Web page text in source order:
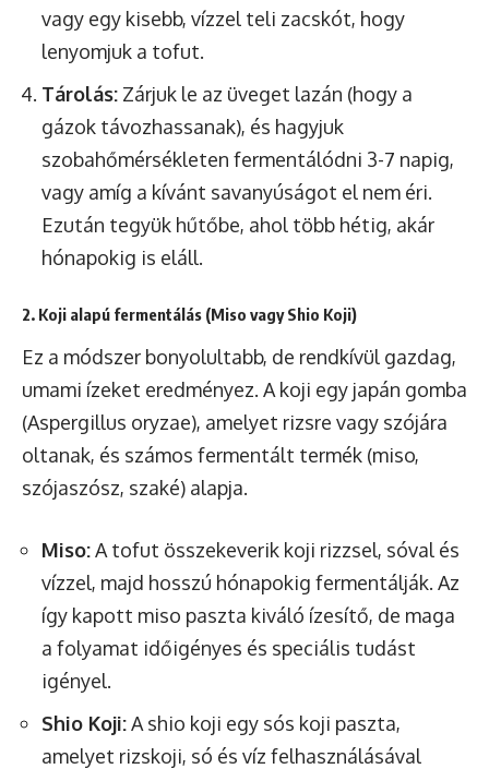
vagy egy kisebb, vízzel teli zacskót, hogy
lenyomjuk a tofut.
Tárolás: Zárjuk le az üveget lazán (hogy a
gázok távozhassanak), és hagyjuk
szobahőmérsékleten fermentálódni 3-7 napig,
vagy amíg a kívánt savanyúságot el nem éri.
Ezután tegyük hűtőbe, ahol több hétig, akár
hónapokig is eláll.
2. Koji alapú fermentálás (Miso vagy Shio Koji)
Ez a módszer bonyolultabb, de rendkívül gazdag,
umami ízeket eredményez. A koji egy japán gomba
(Aspergillus oryzae), amelyet rizsre vagy szójára
oltanak, és számos fermentált termék (miso,
szójaszósz, szaké) alapja.
Miso:A tofut összekeverik koji rizzsel, sóval és
vízzel, majd hosszú hónapokig fermentálják. Az
így kapott miso paszta kiváló ízesítő, de maga
a folyamat időigényes és speciális tudást
igényel.
Shio Koji:A shio koji egy sós koji paszta,
amelyet rizskoji, só és víz felhasználásával